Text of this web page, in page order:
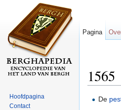
1565
De
Pagina
Hoofdpagina
Contact